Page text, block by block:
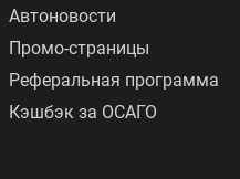
Автоновости
Промо-страницы
Реферальная программа
Кэшбэк за ОСАГО